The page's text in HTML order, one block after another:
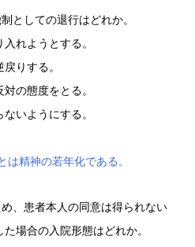
としての退行はどれか。
れようとする。
りする。
の態度をとる。
いようにする。
精神の若年化である。
、患者本人の同意は得られない
場合の入院形態はどれか。